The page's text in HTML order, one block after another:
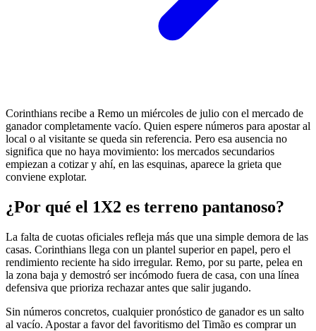
Corinthians recibe a Remo un miércoles de julio con el mercado de
ganador completamente vacío. Quien espere números para apostar al
local o al visitante se queda sin referencia. Pero esa ausencia no
significa que no haya movimiento: los mercados secundarios
empiezan a cotizar y ahí, en las esquinas, aparece la grieta que
conviene explotar.
¿Por qué el 1X2 es terreno pantanoso?
La falta de cuotas oficiales refleja más que una simple demora de las
casas. Corinthians llega con un plantel superior en papel, pero el
rendimiento reciente ha sido irregular. Remo, por su parte, pelea en
la zona baja y demostró ser incómodo fuera de casa, con una línea
defensiva que prioriza rechazar antes que salir jugando.
Sin números concretos, cualquier pronóstico de ganador es un salto
al vacío. Apostar a favor del favoritismo del Timão es comprar un